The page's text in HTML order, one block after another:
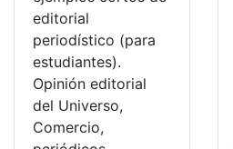
editorial
periodístico (para
estudiantes).
Opinión editorial
del Universo,
Comercio,